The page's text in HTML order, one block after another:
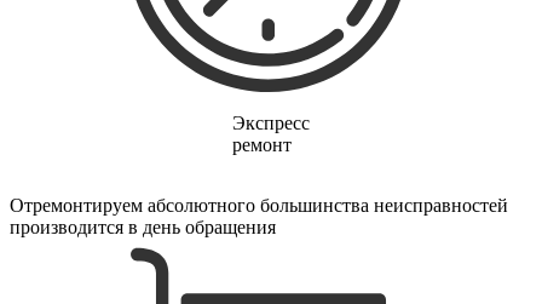
электрокаминов
электрокастрюлей
электрокоптильни
электроматрасов
электронапильников
электронных книг
электронных беруш
электронных испарителей
электроножниц
электроножовок
электроодеял
электропил
электроприводов для рулонной шторы
Экспресс
ремонт
Отремонтируем абсолютного большинства неисправностей
производится в день обращения